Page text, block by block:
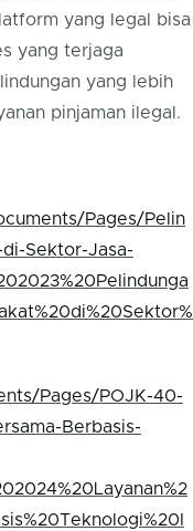
yang legal bisa
yang terjaga
yang lebih
pinjaman ilegal.
Pages/Pelin
Sektor-Jasa-
Pages/POJK-40-
Berbasis-